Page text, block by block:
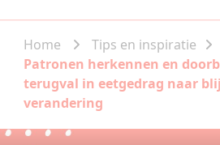
Home Tips en inspiratie
Patronen herkennen en
terugval in eetgedrag naar
verandering